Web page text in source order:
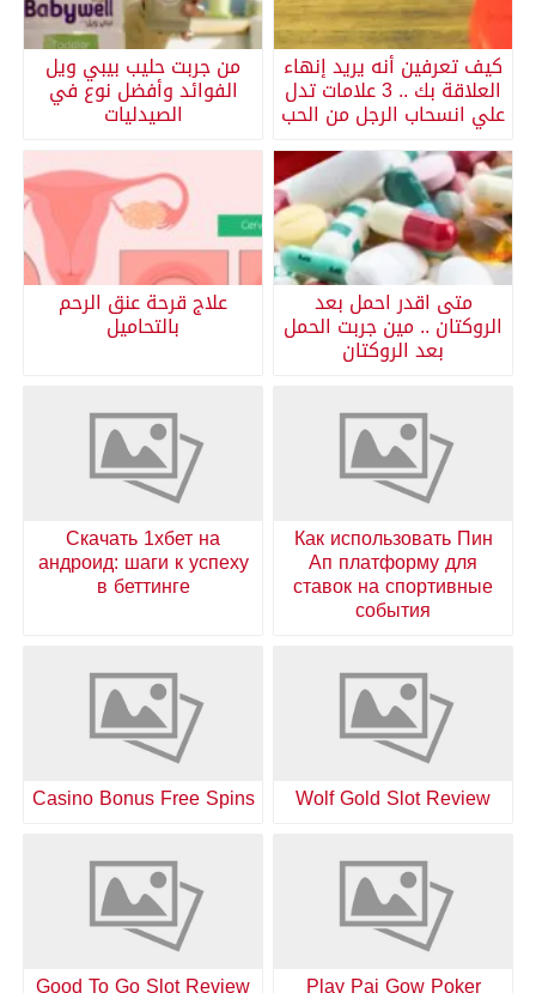
كيف تعرفين أنه يريد إنهاء
العلاقة بك .. 3 علامات تدل
علي انسحاب الرجل من الحب
من جربت حليب بيبي ويل
الفوائد وأفضل نوع في
الصيدليات
متى اقدر احمل بعد
الروكتان .. مين جربت الحمل
بعد الروكتان
علاج قرحة عنق الرحم
بالتحاميل
Как использовать Пин
Ап платформу для
ставок на спортивные
события
Скачать 1хбет на
андроид: шаги к успеху
в беттинге
Wolf Gold Slot Review
Casino Bonus Free Spins